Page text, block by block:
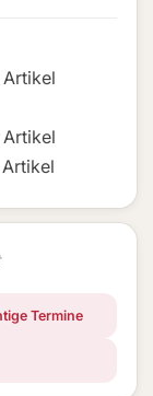
Termine